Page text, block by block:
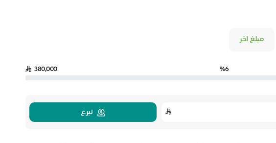
مبلغ اخر
%6
380,000
تبرع